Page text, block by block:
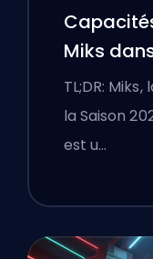
Miks
TL;DR:
la Saison
est u…